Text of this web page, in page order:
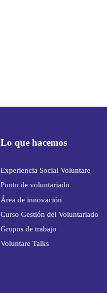
Lo que hacemos
Experiencia Social Voluntare
Punto de voluntariado
Área de innovación
Curso Gestión del Voluntariado
Grupos de trabajo
Voluntare Talks